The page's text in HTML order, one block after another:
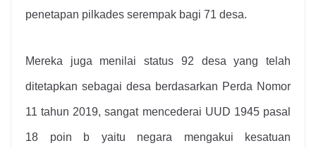
penetapan pilkades serempak bagi 71 desa.
Mereka juga menilai status 92 desa yang telah
ditetapkan sebagai desa berdasarkan Perda Nomor
11 tahun 2019, sangat mencederai UUD 1945 pasal
18 poin b yaitu negara mengakui kesatuan